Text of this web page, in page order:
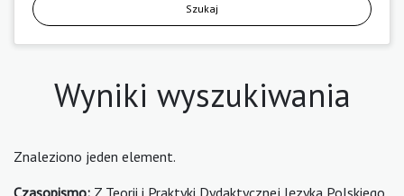
Szukaj
Wyniki wyszukiwania
Znaleziono jeden element.
Czasopismo: Z Teorii i Praktyki Dydaktycznej Języka Polskiego